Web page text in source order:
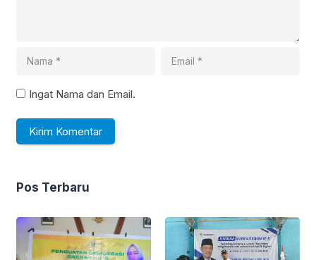
Ingat Nama dan Email.
Pos Terbaru